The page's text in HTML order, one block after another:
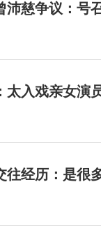
沛慈争议：号
太入戏亲女演
往经历：是很